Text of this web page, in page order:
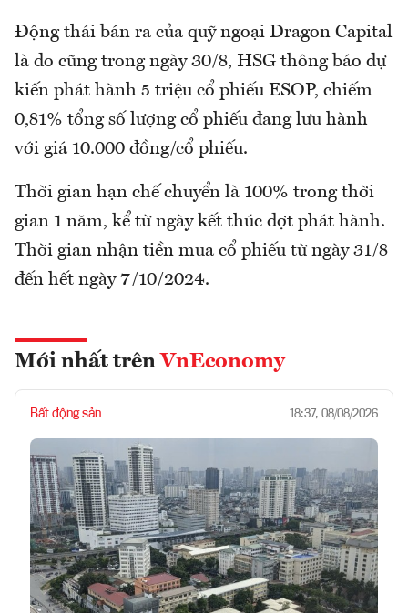
Động thái bán ra của quỹ ngoại Dragon Capital
là do cũng trong ngày 30/8, HSG thông báo dự
kiến phát hành 5 triệu cổ phiếu ESOP, chiếm
0,81% tổng số lượng cổ phiếu đang lưu hành
với giá 10.000 đồng/cổ phiếu.
Thời gian hạn chế chuyển là 100% trong thời
gian 1 năm, kể từ ngày kết thúc đợt phát hành.
Thời gian nhận tiền mua cổ phiếu từ ngày 31/8
đến hết ngày 7/10/2024.
Mới nhất trên VnEconomy
Bất động sản 18:37, 08/08/2026